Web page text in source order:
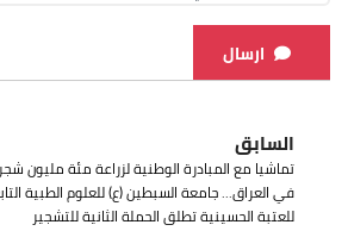
ارسال
السابق
تماشيا مع المبادرة الوطنية لزراعة مئة مليون
في العراق... جامعة السبطين (ع) للعلوم الطبية
للعتبة الحسينية تطلق الحملة الثانية للتشجير